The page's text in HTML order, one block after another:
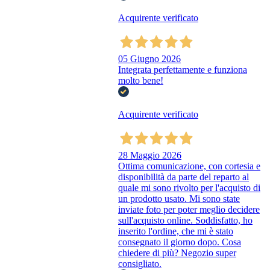
Acquirente verificato
05 Giugno 2026
Integrata perfettamente e funziona
molto bene!
Acquirente verificato
28 Maggio 2026
Ottima comunicazione, con cortesia e
disponibilità da parte del reparto al
quale mi sono rivolto per l'acquisto di
un prodotto usato. Mi sono state
inviate foto per poter meglio decidere
sull'acquisto online. Soddisfatto, ho
inserito l'ordine, che mi è stato
consegnato il giorno dopo. Cosa
chiedere di più? Negozio super
consigliato.